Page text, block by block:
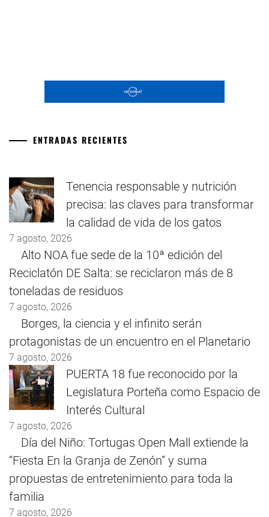
ENTRADAS RECIENTES
Tenencia responsable y nutrición
precisa: las claves para transformar
la calidad de vida de los gatos
7 agosto, 2026
Alto NOA fue sede de la 10ª edición del
Reciclatón DE Salta: se reciclaron más de 8
toneladas de residuos
7 agosto, 2026
Borges, la ciencia y el infinito serán
protagonistas de un encuentro en el Planetario
7 agosto, 2026
PUERTA 18 fue reconocido por la
Legislatura Porteña como Espacio de
Interés Cultural
7 agosto, 2026
Día del Niño: Tortugas Open Mall extiende la
“Fiesta En la Granja de Zenón” y suma
propuestas de entretenimiento para toda la
familia
7 agosto, 2026